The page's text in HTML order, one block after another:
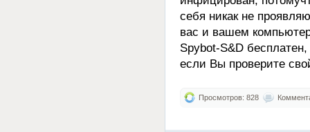
себя никак не
вас и вашем
Spybot-S&D
если Вы проверите
Просмотров: 828